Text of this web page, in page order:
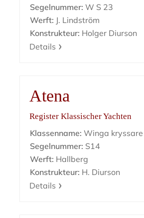
Segelnummer: W S 23
Werft: J. Lindström
Konstrukteur: Holger Diurson
Details
Atena
Register Klassischer Yachten
Klassenname: Winga kryssare
Segelnummer: S14
Werft: Hallberg
Konstrukteur: H. Diurson
Details